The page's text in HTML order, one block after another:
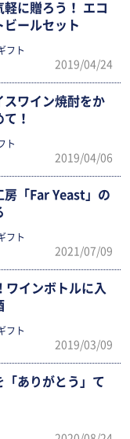
軽に贈ろう！ エコ
ビールセット
フト
2019/04/24
スワイン焼酎をか
！
ト
2019/04/06
房「Far Yeast」の
フト
2021/07/09
ワインボトルに入
フト
2019/03/09
ありがとう」て